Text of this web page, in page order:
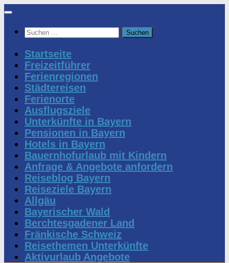
Zum
springenSuchen
Startseite
Freizeitführer
Ferienregionen
Städtereisen
Ferienorte
Ausflugsziele
Unterkünfte in Bayern
Pensionen in Bayern
Hotels in Bayern
Bauernhofurlaub mit Kindern
Anfrage & Angebote anfordern
Reiseblog Bayern
Reiseziele Bayern
Allgäu
Bayerischer Wald
Berchtesgadener Land
Fränkische Schweiz
Reisethemen Unterkünfte
Aktivurlaub Angebote